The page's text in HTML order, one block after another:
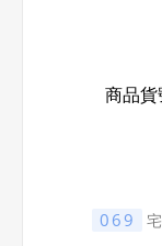
商品貨
069